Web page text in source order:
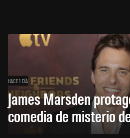
HACE 1 DÍA
James Marsden
comedia de misterio